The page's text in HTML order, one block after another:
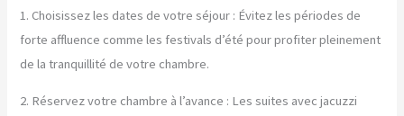
1. Choisissez les dates de votre séjour : Évitez les périodes de
forte affluence comme les festivals d’été pour profiter pleinement
de la tranquillité de votre chambre.
2. Réservez votre chambre à l’avance : Les suites avec jacuzzi